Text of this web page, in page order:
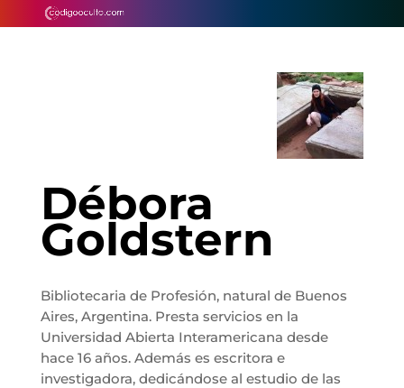
Débora
Goldstern
Bibliotecaria de Profesión, natural de Buenos
Aires, Argentina. Presta servicios en la
Universidad Abierta Interamericana desde
hace 16 años. Además es escritora e
investigadora, dedicándose al estudio de las